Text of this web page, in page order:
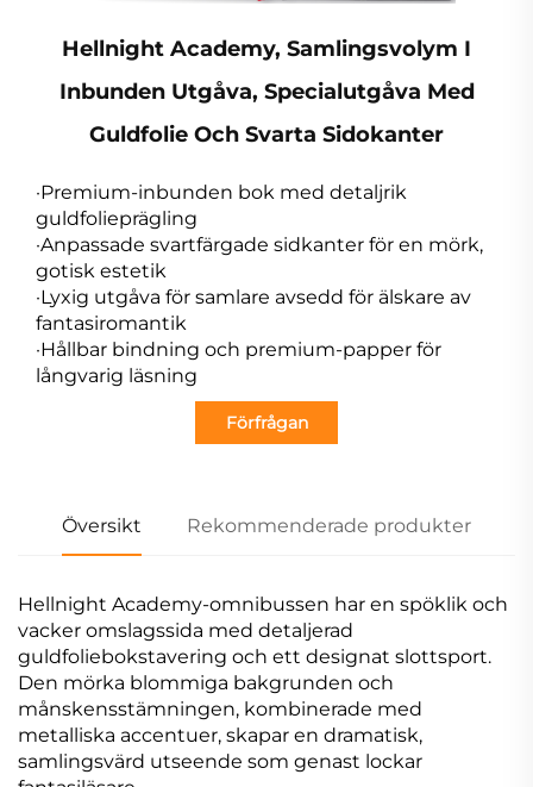
Hellnight Academy, Samlingsvolym I
Inbunden Utgåva, Specialutgåva Med
Guldfolie Och Svarta Sidokanter
·Premium-inbunden bok med detaljrik
guldfolieprägling
·Anpassade svartfärgade sidkanter för en mörk,
gotisk estetik
·Lyxig utgåva för samlare avsedd för älskare av
fantasiromantik
·Hållbar bindning och premium-papper för
långvarig läsning
Förfrågan
Översikt Rekommenderade produkter
Hellnight Academy-omnibussen har en spöklik och
vacker omslagssida med detaljerad
guldfoliebokstavering och ett designat slottsport.
Den mörka blommiga bakgrunden och
månskensstämningen, kombinerade med
metalliska accentuer, skapar en dramatisk,
samlingsvärd utseende som genast lockar